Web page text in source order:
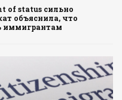
of status сильно
объяснила, что
иммигрантам